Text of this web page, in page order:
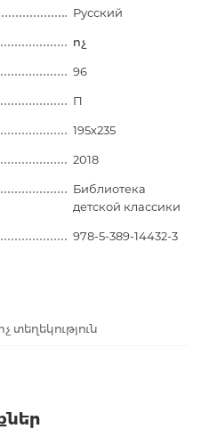
Русский
ոչ
96
П
195х235
2018
Библиотека
детской классики
978-5-389-14432-3
տեղեկություն